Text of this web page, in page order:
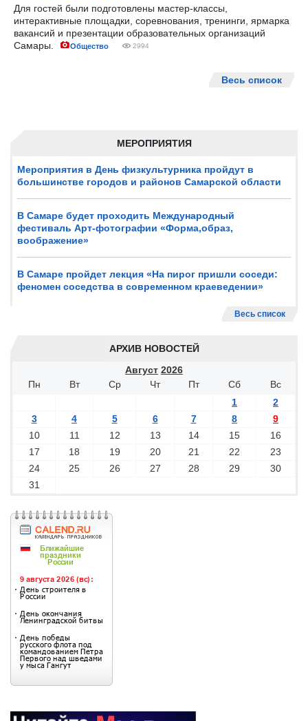
МЕРОПРИЯТИЯ
Мероприятия в День физкультурника пройдут в
большинстве городов и районов Самарской области
В Самаре будет проходить Международный
фестиваль Арт-фотографии «Форма,образ,
воображение»
В Самаре пройдет лекция «На пирог пришли соседи:
феномен соседства в современном краеведении»
Весь список
АРХИВ НОВОСТЕЙ
Август 2026
Пн
Вт Ср Чт Пт Сб
Вс
1
2
3
4 5 6 7 8
9
10
11 12 13 14 15
16
17
18 19 20 21 22
23
24
25 26 27 28 29
30
31
Для гостей были подготовлены мастер-классы,
интерактивные площадки, соревнования, тренинги, ярмарка
вакансий и презентации образовательных организаций
Самары.
Общество 2994
Весь список